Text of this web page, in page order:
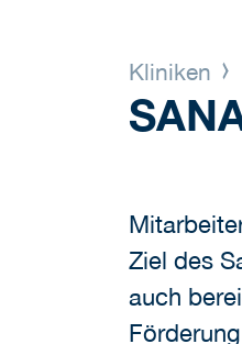
Kliniken
Ziel des
auch